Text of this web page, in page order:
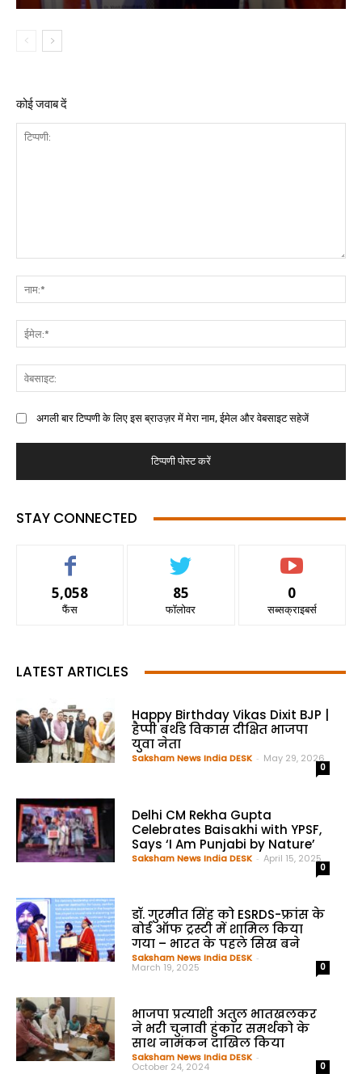
कोई जवाब दें
अगली बार टिप्पणी के लिए इस ब्राउज़र में मेरा नाम, ईमेल और वेबसाइट सहेजें
STAY CONNECTED
5,058
फैंस
85
फॉलोवर
0
सब्सक्राइबर्स
LATEST ARTICLES
Happy Birthday Vikas Dixit BJP |
हैप्पी बर्थडे विकास दीक्षित भाजपा
युवा नेता
Saksham News India DESK - May 29, 2026
0
Delhi CM Rekha Gupta
Celebrates Baisakhi with YPSF,
Says ‘I Am Punjabi by Nature’
Saksham News India DESK - April 15, 2025
0
डॉ. गुरमीत सिंह को ESRDS-फ्रांस के
बोर्ड ऑफ ट्रस्टी में शामिल किया
गया – भारत के पहले सिख बने
Saksham News India DESK -
March 19, 2025 0
भाजपा प्रत्याशी अतुल भातखलकर
ने भरी चुनावी हुंकार समर्थको के
साथ नामंकन दाखिल किया
Saksham News India DESK -
October 24, 2024 0